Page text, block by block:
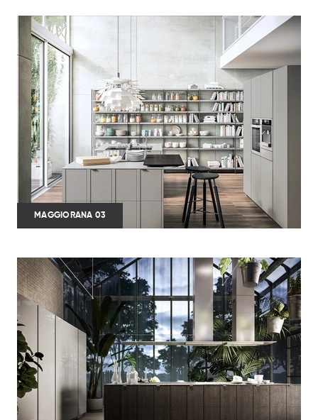
MAGGIORANA 03